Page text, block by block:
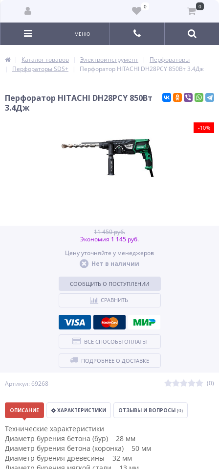
0 0
МЕНЮ
Каталог товаров Электроинструмент
Перфораторы
Перфораторы SDS+
Перфоратор HITACHI DH28PСY 850Вт 3.4Дж
Перфоратор HITACHI DH28PСY 850Вт
3.4Дж
-10%
Артикул: 69268 (0)
11 450 руб.
Экономия 1 145 руб.
Цену уточняйте у менеджеров
Нет в наличии
СООБЩИТЬ О ПОСТУПЛЕНИИ
СРАВНИТЬ
ВСЕ СПОСОБЫ ОПЛАТЫ
ПОДРОБНЕЕ О ДОСТАВКЕ
ОПИСАНИЕ ХАРАКТЕРИСТИКИ ОТЗЫВЫ И ВОПРОСЫ (0)
Технические характеристики
Диаметр бурения бетона (бур) 28 мм
Диаметр бурения бетона (коронка) 50 мм
Диаметр бурения древесины 32 мм